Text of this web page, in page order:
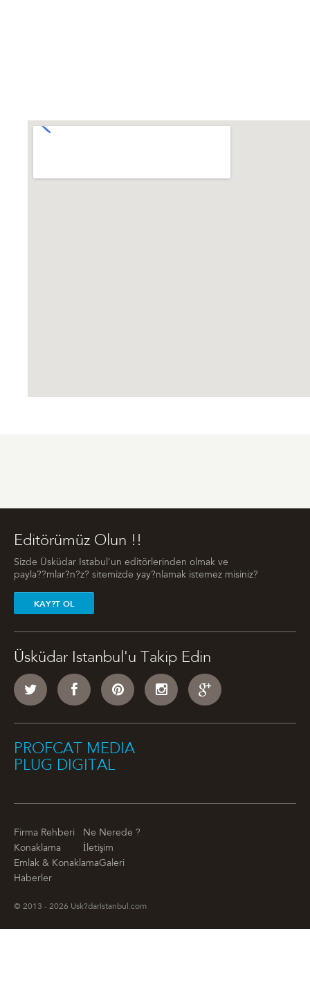
Editörümüz Olun !!
Sizde Üsküdar Istabul'un editörlerinden olmak ve
payla??mlar?n?z? sitemizde yay?nlamak istemez misiniz?
KAY?T OL
Üsküdar Istanbul'u Takip Edin
PROFCAT MEDIA
PLUG DIGITAL
Firma Rehberi
Ne Nerede ?
Konaklama
İletişim
Emlak & KonaklamaGaleri
Haberler
© 2013 - 2026 Usk?darIstanbul.com